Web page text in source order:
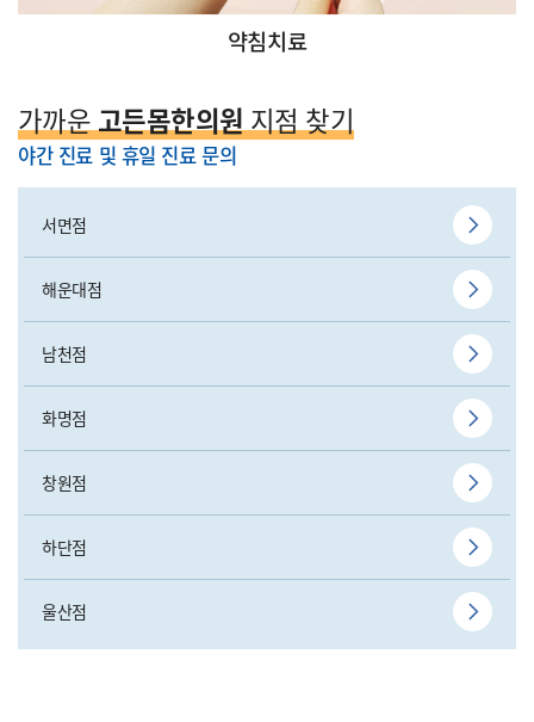
약침치료
가까운고든몸한의원지점 찾기
야간 진료 및 휴일 진료 문의
서면점
해운대점
남천점
화명점
창원점
하단점
울산점